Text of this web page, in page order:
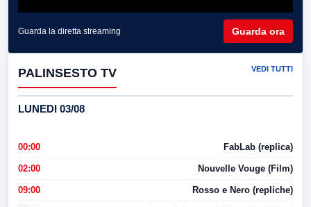
Guarda la diretta streaming Guarda ora
PALINSESTO TV VEDI TUTTI
LUNEDI 03/08
00:00 FabLab (replica)
02:00 Nouvelle Vouge (Film)
09:00 Rosso e Nero (repliche)